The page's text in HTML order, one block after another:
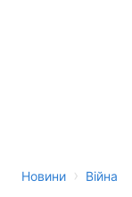
Новини › Війна